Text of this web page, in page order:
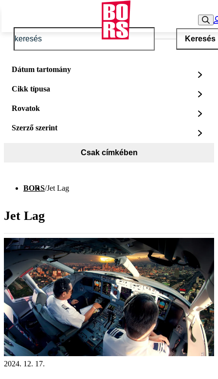
Keresés
Dátum tartomány
Cikk típusa
Rovatok
Szerző szerint
Csak címkében
BORS/Jet Lag
Jet Lag
2024. 12. 17.